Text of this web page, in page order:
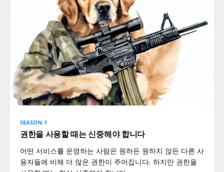
SEASON-1
권한을 사용할 때는 신중해야 합니다
어떤 서비스를 운영하는 사람은 원하든 원하지 않든 다른 사
용자들에 비해 더 많은 권한이 주어집니다. 하지만 권한을